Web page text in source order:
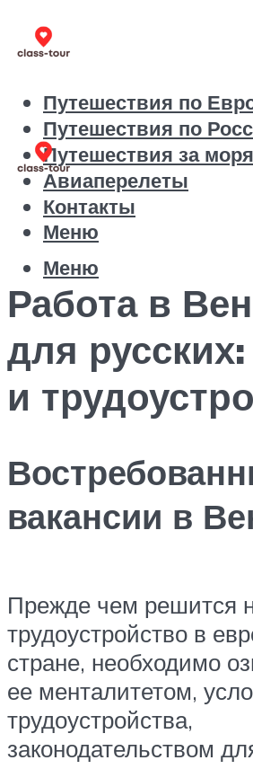
Путешествия по
Путешествия по
Путешествия за моря
Авиаперелеты
Контакты
Меню
Меню
Работа в
для
и
вакансии в
Прежде чем решится
трудоустройство в
стране, необходимо
ее менталитетом,
трудоустройства,
законодательством